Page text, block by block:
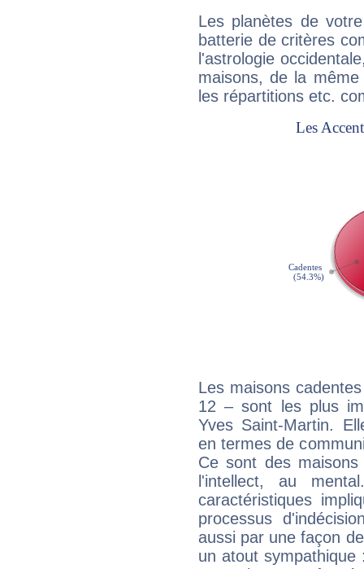
Les planètes de
batterie de critères
l'astrologie
maisons, de la
les répartitions etc.
Les maisons
12 – sont les plus
Yves Saint-Martin.
en termes de
Ce sont des
l'intellect, au
caractéristiques
processus
aussi par une façon
un atout